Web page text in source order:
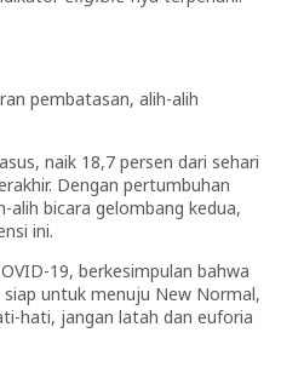
pembatasan, alih-alih
naik 18,7 persen dari sehari
Dengan pertumbuhan
bicara gelombang kedua,
ini.
19, berkesimpulan bahwa
untuk menuju New Normal,
hati, jangan latah dan euforia